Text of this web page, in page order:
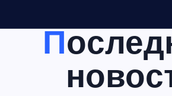
Последние